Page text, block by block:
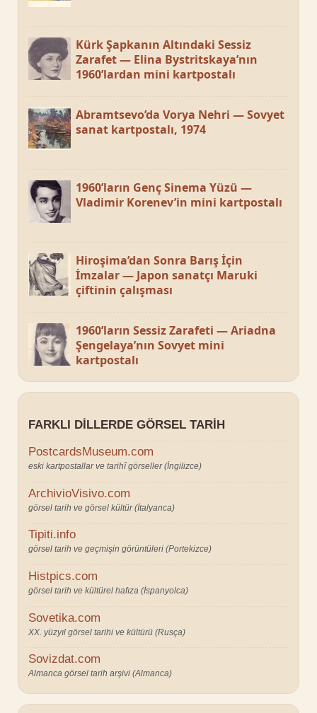
Kürk Şapkanın Altındaki Sessiz
Zarafet — Elina Bystritskaya’nın
1960’lardan mini kartpostalı
Abramtsevo’da Vorya Nehri — Sovyet
sanat kartpostalı, 1974
1960’ların Genç Sinema Yüzü —
Vladimir Korenev’in mini kartpostalı
Hiroşima’dan Sonra Barış İçin
İmzalar — Japon sanatçı Maruki
çiftinin çalışması
1960’ların Sessiz Zarafeti — Ariadna
Şengelaya’nın Sovyet mini
kartpostalı
FARKLI DILLERDE GÖRSEL TARIH
PostcardsMuseum.com
eski kartpostallar ve tarihî görseller (İngilizce)
ArchivioVisivo.com
görsel tarih ve görsel kültür (İtalyanca)
Tipiti.info
görsel tarih ve geçmişin görüntüleri (Portekizce)
Histpics.com
görsel tarih ve kültürel hafıza (İspanyolca)
Sovetika.com
XX. yüzyıl görsel tarihi ve kültürü (Rusça)
Sovizdat.com
Almanca görsel tarih arşivi (Almanca)